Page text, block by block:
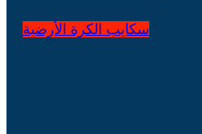
سكايب الكرة الأرضية